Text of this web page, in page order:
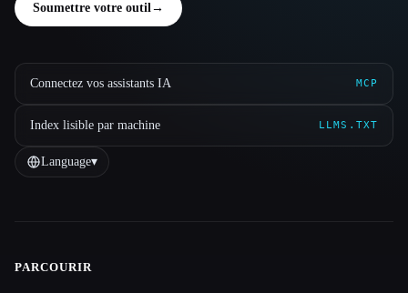
Soumettre votre outil→
Connectez vos assistants IA MCP
Index lisible par machine LLMS.TXT
Language▾
Site navigation
PARCOURIR